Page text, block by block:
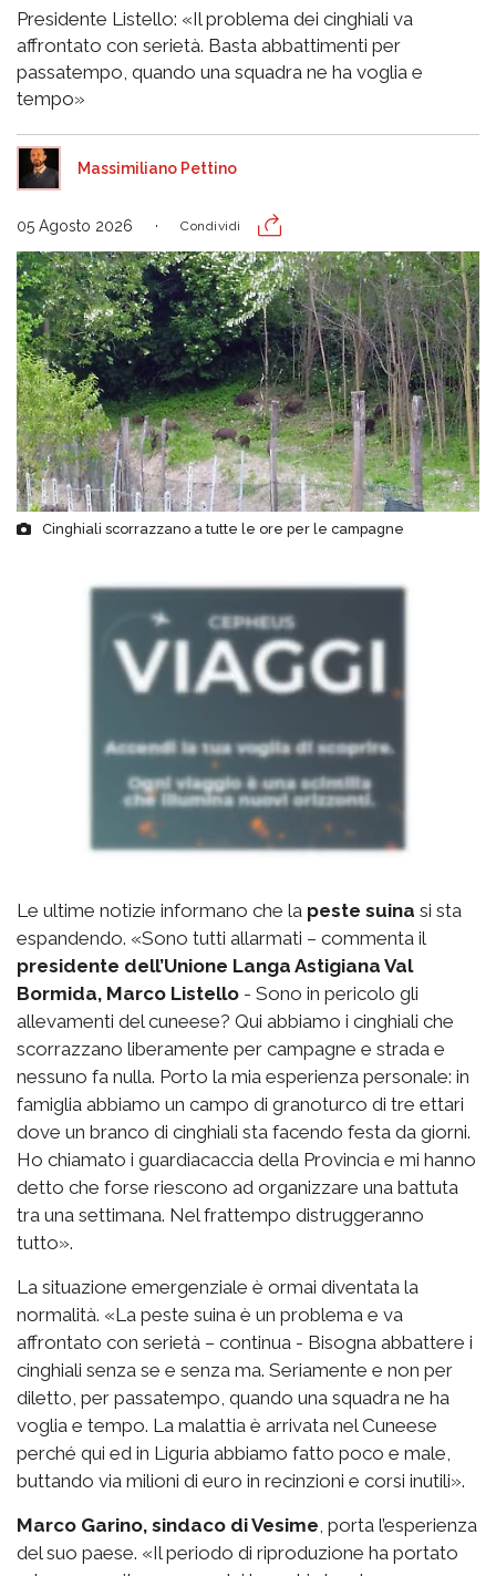
Presidente Listello: «Il problema dei cinghiali va
affrontato con serietà. Basta abbattimenti per
passatempo, quando una squadra ne ha voglia e
tempo»
Massimiliano Pettino
05 Agosto 2026 Condividi
Cinghiali scorrazzano a tutte le ore per le campagne
Le ultime notizie informano che la peste suina si sta
espandendo. «Sono tutti allarmati – commenta il
presidente dell’Unione Langa Astigiana Val
Bormida, Marco Listello - Sono in pericolo gli
allevamenti del cuneese? Qui abbiamo i cinghiali che
scorrazzano liberamente per campagne e strada e
nessuno fa nulla. Porto la mia esperienza personale: in
famiglia abbiamo un campo di granoturco di tre ettari
dove un branco di cinghiali sta facendo festa da giorni.
Ho chiamato i guardiacaccia della Provincia e mi hanno
detto che forse riescono ad organizzare una battuta
tra una settimana. Nel frattempo distruggeranno
tutto».
La situazione emergenziale è ormai diventata la
normalità. «La peste suina è un problema e va
affrontato con serietà – continua - Bisogna abbattere i
cinghiali senza se e senza ma. Seriamente e non per
diletto, per passatempo, quando una squadra ne ha
voglia e tempo. La malattia è arrivata nel Cuneese
perché qui ed in Liguria abbiamo fatto poco e male,
buttando via milioni di euro in recinzioni e corsi inutili».
Marco Garino, sindaco di Vesime , porta l’esperienza
del suo paese. «Il periodo di riproduzione ha portato